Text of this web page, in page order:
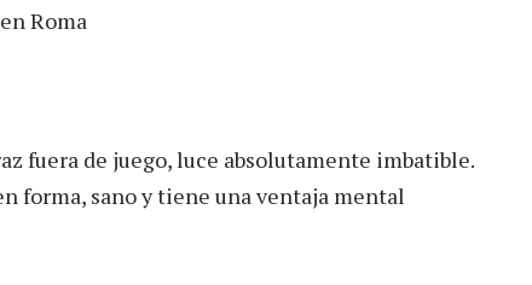
Roma
fuera de juego, luce absolutamente imbatible.
forma, sano y tiene una ventaja mental